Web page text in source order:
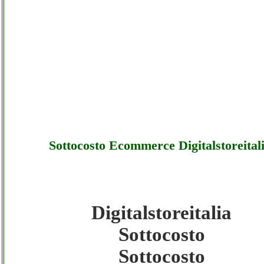
Sottocosto Ecommerce
Digitalstoreitalia - Sottocosto Ecommerce
Digitalstoreitalia - Sottocosto
Digitalstoreitalia
Sottocosto
Sottocosto